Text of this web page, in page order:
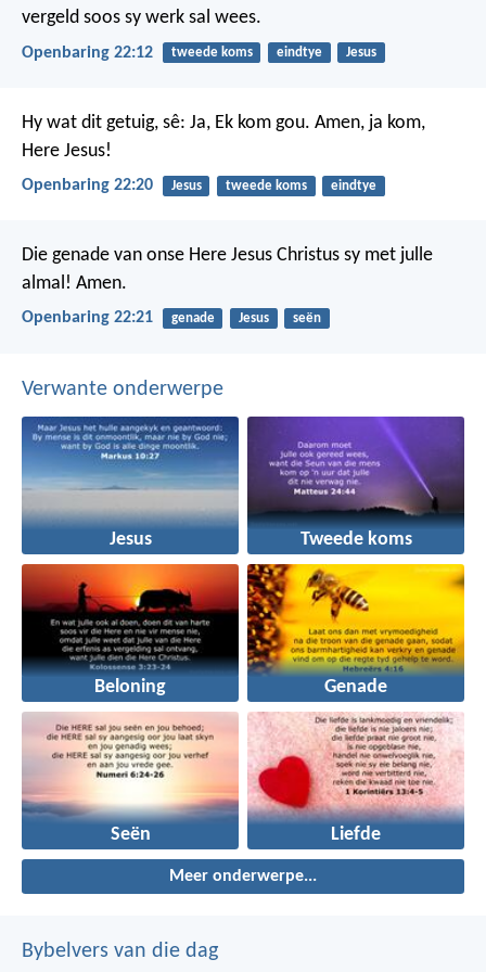
vergeld soos sy werk sal wees.
Openbaring 22:12 tweede koms eindtye Jesus
Hy wat dit getuig, sê: Ja, Ek kom gou. Amen, ja kom,
Here Jesus!
Openbaring 22:20 Jesus tweede koms eindtye
Die genade van onse Here Jesus Christus sy met julle
almal! Amen.
Openbaring 22:21 genade Jesus seën
Verwante onderwerpe
Jesus Tweede koms
Beloning Genade
Seën Liefde
Meer onderwerpe...
Bybelvers van die dag